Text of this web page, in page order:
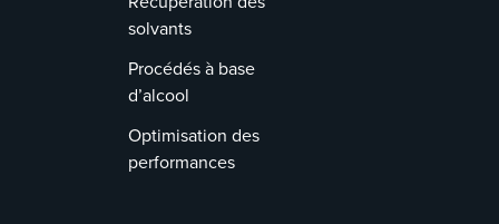
solvants
Procédés à base
d’alcool
Optimisation des
performances